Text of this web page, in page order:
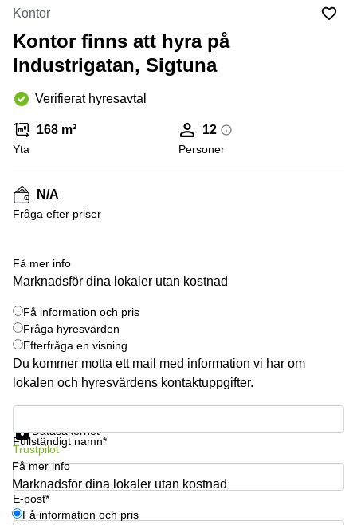
Virtuellt
Sollentuna
Vasastan
Östermalm
Kontor
Malmö
Huddinge
Lediga
lokaler
Hisingen
lokaler
Hägersten
Kontor
Kontor finns att hyra på
Industrigatan, Sigtuna
Verifierat hyresavtal
168 m²
Yta
12
Personer
N/A
Fråga efter priser
Få mer info
Marknadsför dina lokaler utan kostnad
Få information och pris
Fråga hyresvärden
Efterfråga en visning
Du kommer motta ett mail med information vi har om
lokalen och hyresvärdens kontaktuppgifter.
Fullständigt namn*
E-post*
Datasäkerhet
Trustpilot
Få mer info
Marknadsför dina lokaler utan kostnad
Få information och pris